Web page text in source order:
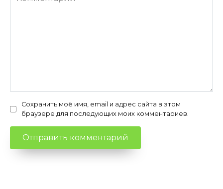
Сохранить моё имя, email и адрес сайта в этом
браузере для последующих моих комментариев.